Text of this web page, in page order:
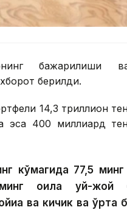
бажарилиши
берилди.
14,3 триллион
эса 400 миллиард
кўмагида 77,5 минг
оила уй-жой
ва кичик ва ўрта